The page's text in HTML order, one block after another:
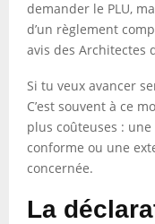
demander le PLU,
d’un règlement
avis des Architectes
Si tu veux avancer
C’est souvent à ce
plus coûteuses :
conforme ou une
concernée.
La